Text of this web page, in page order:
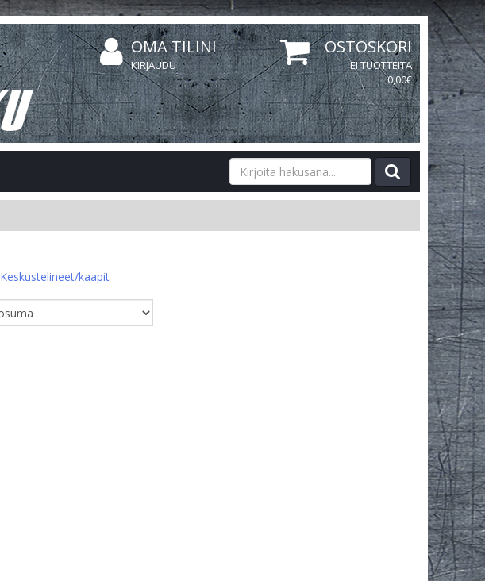
OMA TILINI
KIRJAUDU
OSTOSKORI
EI TUOTTEITA
0,00€
Keskustelineet/kaapit